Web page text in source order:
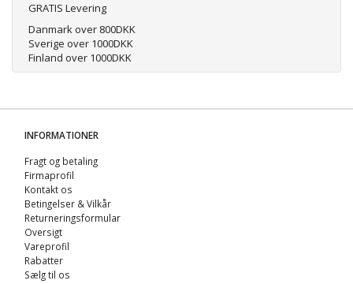
GRATIS Levering
Danmark over 800DKK
Sverige over 1000DKK
Finland over 1000DKK
INFORMATIONER
Fragt og betaling
Firmaprofil
Kontakt os
Betingelser & Vilkår
Returneringsformular
Oversigt
Vareprofil
Rabatter
Sælg til os